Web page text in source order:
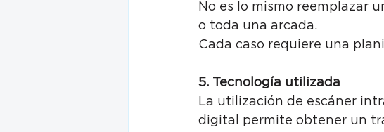
No es lo mismo reemplazar
o toda una arcada.
Cada caso requiere una
5. Tecnología utilizada
La utilización de escáner
digital permite obtener un